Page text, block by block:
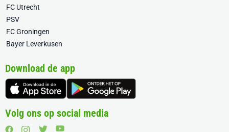
FC Utrecht
PSV
FC Groningen
Bayer Leverkusen
Download de app
Volg ons op social media